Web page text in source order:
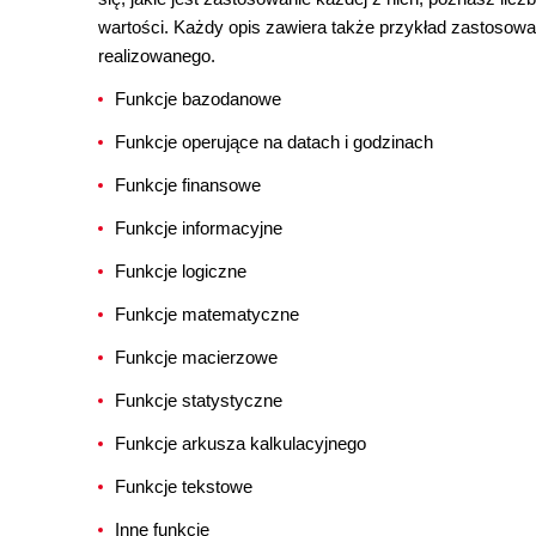
wartości. Każdy opis zawiera także przykład
realizowanego.
Funkcje bazodanowe
Funkcje operujące na datach i godzinach
Funkcje finansowe
Funkcje informacyjne
Funkcje logiczne
Funkcje matematyczne
Funkcje macierzowe
Funkcje statystyczne
Funkcje arkusza kalkulacyjnego
Funkcje tekstowe
Inne funkcje